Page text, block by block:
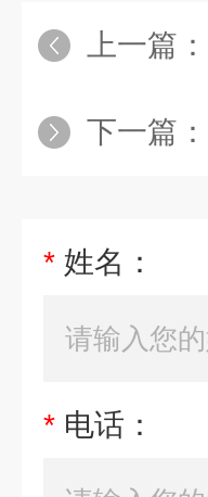
上一篇：
下一篇：
* 姓名：
* 电话：